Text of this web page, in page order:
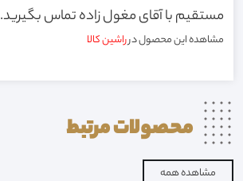
مستقیم با آقای مغول زاده تماس بگیرید.
مشاهده این محصول درراشین کالا
محصولاتمرتبط
مشاهده همه